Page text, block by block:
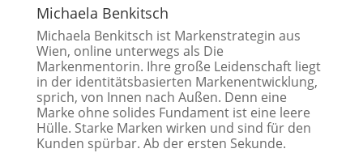
Michaela Benkitsch
Michaela Benkitsch ist Markenstrategin aus
Wien, online unterwegs als Die
Markenmentorin. Ihre große Leidenschaft liegt
in der identitätsbasierten Markenentwicklung,
sprich, von Innen nach Außen. Denn eine
Marke ohne solides Fundament ist eine leere
Hülle. Starke Marken wirken und sind für den
Kunden spürbar. Ab der ersten Sekunde.